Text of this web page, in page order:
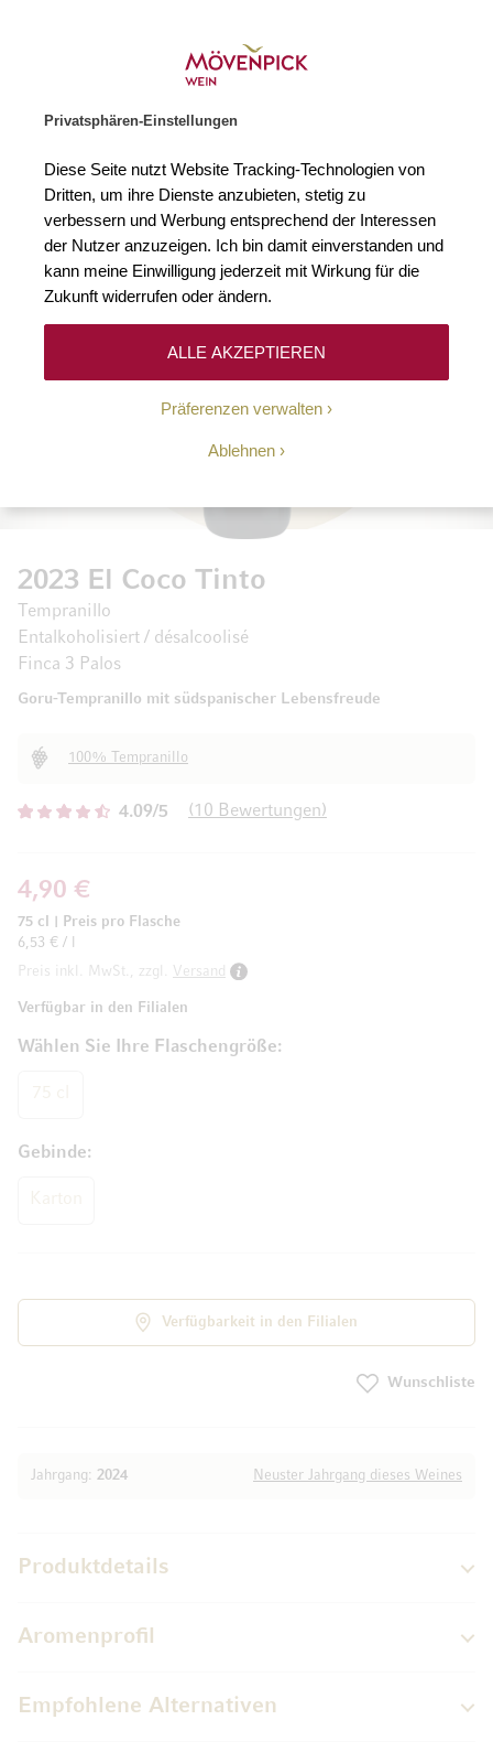
Privatsphären-Einstellungen
Diese Seite nutzt Website Tracking-Technologien von
Dritten, um ihre Dienste anzubieten, stetig zu
verbessern und Werbung entsprechend der Interessen
der Nutzer anzuzeigen. Ich bin damit einverstanden und
kann meine Einwilligung jederzeit mit Wirkung für die
Zukunft widerrufen oder ändern.
Präferenzen verwalten
Ablehnen
ALLE AKZEPTIEREN
4.09/5 10 Bewertungen
Bis zu
50 %
2023 El Coco Tinto
Tempranillo
Entalkoholisiert / désalcoolisé
Finca 3 Palos
Goru-Tempranillo mit südspanischer Lebensfreude
100% Tempranillo
Jahrgang: 2024 Neuster Jahrgang dieses Weines
Wählen Sie Ihre Flaschengröße
Gebinde
4,90 €
75 cl
Preis pro Flasche
6,53 € / l
Preis inkl. MwSt., zzgl.
Versand
Verfügbar in den Filialen
Verfügbarkeit in den Filialen
Wunschliste
Zum Ende der Bildgalerie springen
Zum Anfang der
Produktdetails
Aromenprofil
Empfohlene Alternativen